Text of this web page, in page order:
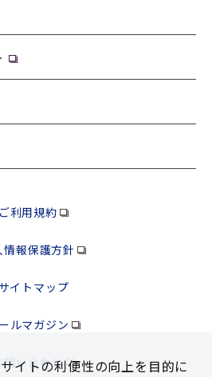
ご利用規約
情報保護方針
サイトマップ
ルマガジン
問い合わせ
イトの利便性の向上を⽬的に